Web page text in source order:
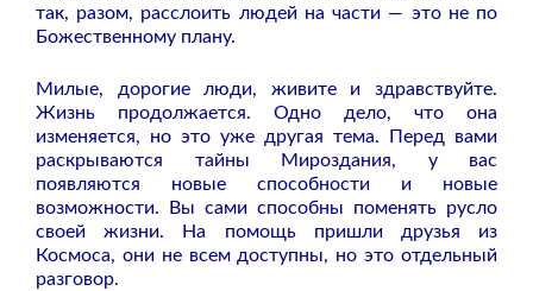
так, разом, расслоить людей на части — это не по
Божественному плану.
Милые, дорогие люди, живите и здравствуйте.
Жизнь продолжается. Одно дело, что она
изменяется, но это уже другая тема. Перед вами
раскрываются тайны Мироздания, у вас
появляются новые способности и новые
возможности. Вы сами способны поменять русло
своей жизни. На помощь пришли друзья из
Космоса, они не всем доступны, но это отдельный
разговор.